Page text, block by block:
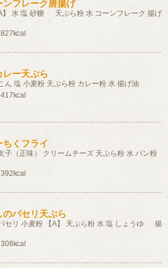
ンフレーク唐揚げ
】 水 塩 砂糖 天ぷら粉 水 コーンフレーク 揚げ
827kcal
レー天ぷら
ん 塩 小麦粉 天ぷら粉 カレー粉 水 揚げ油
417kcal
ちくフライ
子（正味） クリームチーズ 天ぷら粉 水 パン粉
392kcal
のパセリ天ぷら
セリ 小麦粉 【A】 天ぷら粉 水 塩 しょうゆ 揚
308kcal